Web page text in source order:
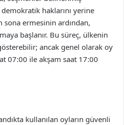
haklarını yerine
ermesinin ardından,
başlanır. Bu süreç, ülkenin
ancak genel olarak oy
07:00 ile akşam saat 17:00
kullanılan oyların güvenli